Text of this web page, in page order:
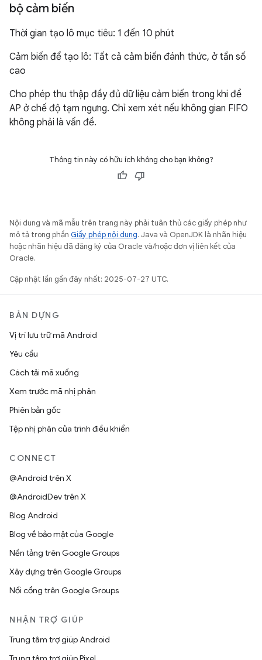
bộ cảm biến
Thời gian tạo lô mục tiêu: 1 đến 10 phút
Cảm biến để tạo lô: Tất cả cảm biến đánh thức, ở tần số
cao
Cho phép thu thập đầy đủ dữ liệu cảm biến trong khi để
AP ở chế độ tạm ngưng. Chỉ xem xét nếu không gian FIFO
không phải là vấn đề.
Thông tin này có hữu ích không cho bạn không?
Nội dung và mã mẫu trên trang này phải tuân thủ các giấy phép như
mô tả trong phần Giấy phép nội dung. Java và OpenJDK là nhãn hiệu
hoặc nhãn hiệu đã đăng ký của Oracle và/hoặc đơn vị liên kết của
Oracle.
Cập nhật lần gần đây nhất: 2025-07-27 UTC.
BẢN DỰNG
Vị trí lưu trữ mã Android
Yêu cầu
Cách tải mã xuống
Xem trước mã nhị phân
Phiên bản gốc
Tệp nhị phân của trình điều khiển
CONNECT
@Android trên X
@AndroidDev trên X
Blog Android
Blog về bảo mật của Google
Nền tảng trên Google Groups
Xây dựng trên Google Groups
Nối cổng trên Google Groups
NHẬN TRỢ GIÚP
Trung tâm trợ giúp Android